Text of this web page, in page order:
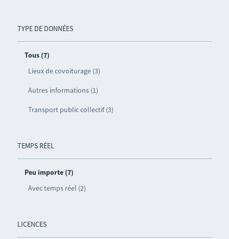
TYPE DE DONNÉES
Tous (7)
Lieux de covoiturage (3)
Autres informations (1)
Transport public collectif (3)
TEMPS RÉEL
Peu importe (7)
Avec temps réel (2)
LICENCES